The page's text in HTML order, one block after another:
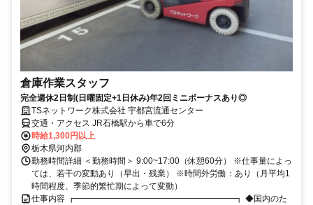
倉庫作業スタッフ
完全週休2日制(日曜固定+1日休み)年2回ミニボーナスあり◎
TSネットワーク株式会社 宇都宮流通センター
交通・アクセス JR石橋駅から車で6分
時給1,300円以上
栃木県河内郡
勤務時間詳細 ＜勤務時間＞ 9:00~17:00（休憩60分） ※仕事量によっ
ては、若干の変動あり（早出・残業） ※時間外労働：あり（月平均1
時間程度、季節的繁忙期によって変動）
仕事内容 ┏━━━━━━━━━━━━━━━━━━━┓ ◆国内のた